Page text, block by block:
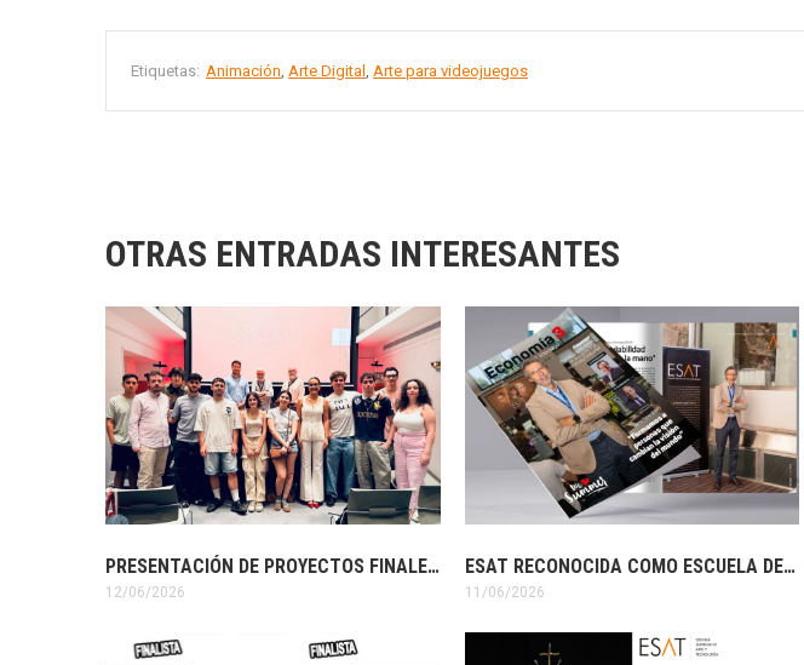
Etiquetas: Animación Arte Digital Arte para videojuegos
OTRAS ENTRADAS INTERESANTES
PRESENTACIÓN DE PROYECTOS FINALES DE LOS ALUMNOS DE 3º DE DISEÑO GRÁFICO
12/06/2026
ESAT RECONOCIDA COMO ESCUELA DE REFERENCIA EN ESPAÑA PARA ECONOMÍA 3
11/06/2026